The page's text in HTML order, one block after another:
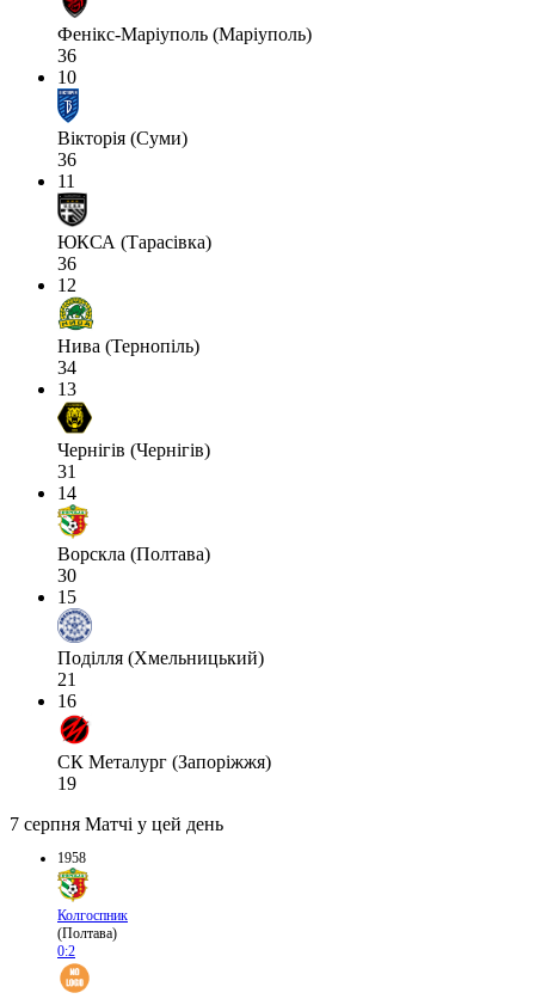
Фенікс-Маріуполь (Маріуполь)
36
10
Вікторія (Суми)
36
11
ЮКСА (Тарасівка)
36
12
Нива (Тернопіль)
34
13
Чернігів (Чернігів)
31
14
Ворскла (Полтава)
30
15
Поділля (Хмельницький)
21
16
СК Металург (Запоріжжя)
19
7 серпня Матчі у цей день
1958
Колгоспник
(Полтава)
0:2